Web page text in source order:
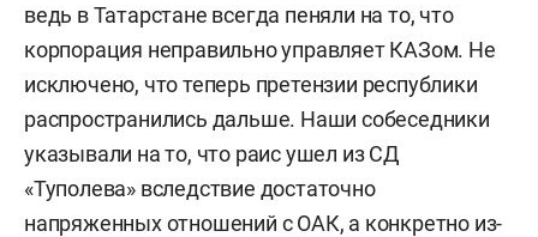
ведь в Татарстане всегда пеняли на то, что
корпорация неправильно управляет КАЗом. Не
исключено, что теперь претензии республики
распространились дальше. Наши собеседники
указывали на то, что раис ушел из СД
«Туполева» вследствие достаточно
напряженных отношений с ОАК, а конкретно из-